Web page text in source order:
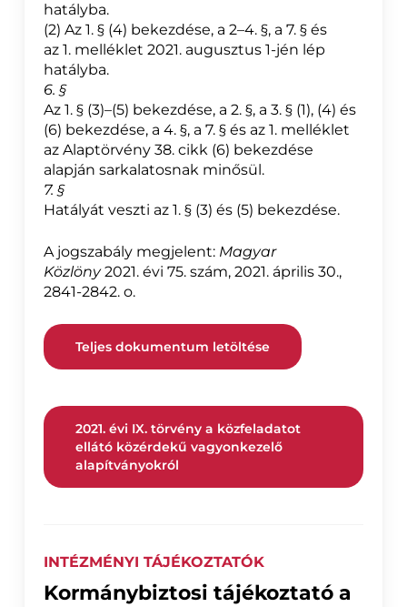
hatályba.
(2) Az 1. § (4) bekezdése, a 2–4. §, a 7. § és
az 1. melléklet 2021. augusztus 1-jén lép
hatályba.
6. §
Az 1. § (3)–(5) bekezdése, a 2. §, a 3. § (1), (4) és
(6) bekezdése, a 4. §, a 7. § és az 1. melléklet
az Alaptörvény 38. cikk (6) bekezdése
alapján sarkalatosnak minősül.
7. §
Hatályát veszti az 1. § (3) és (5) bekezdése.
A jogszabály megjelent: Magyar
Közlöny2021. évi 75. szám, 2021. április 30.,
2841-2842. o.
Teljes dokumentum letöltése
2021. évi IX. törvény a közfeladatot
ellátó közérdekű vagyonkezelő
alapítványokról
INTÉZMÉNYI TÁJÉKOZTATÓK
Kormánybiztosi tájékoztató a